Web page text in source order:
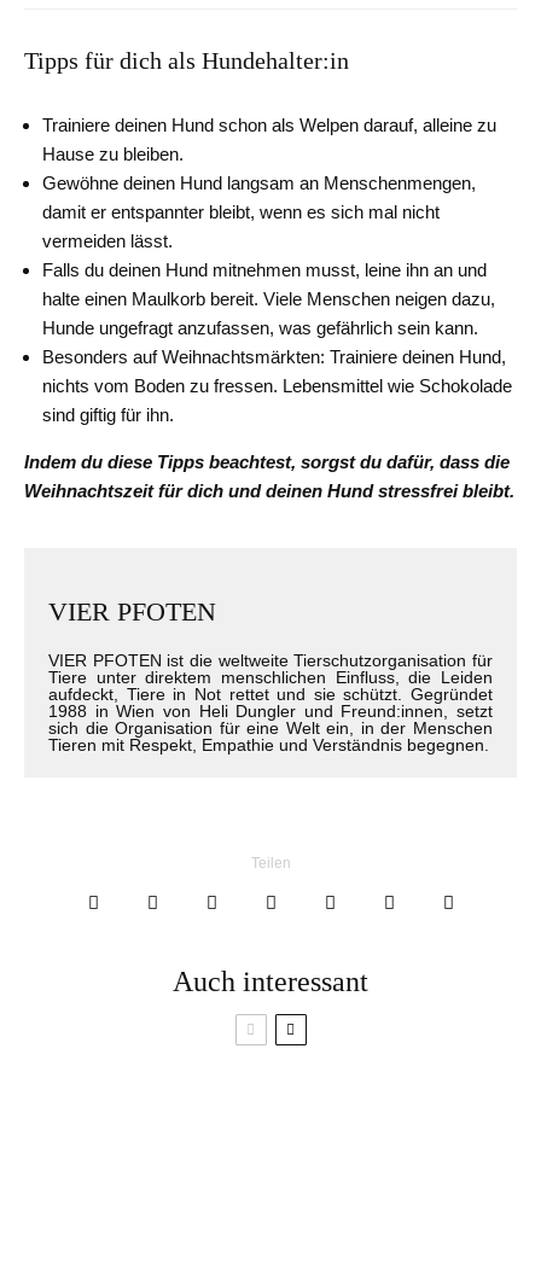
Tipps für dich als Hundehalter:in
Trainiere deinen Hund schon als Welpen darauf, alleine zu
Hause zu bleiben.
Gewöhne deinen Hund langsam an Menschenmengen,
damit er entspannter bleibt, wenn es sich mal nicht
vermeiden lässt.
Falls du deinen Hund mitnehmen musst, leine ihn an und
halte einen Maulkorb bereit. Viele Menschen neigen dazu,
Hunde ungefragt anzufassen, was gefährlich sein kann.
Besonders auf Weihnachtsmärkten: Trainiere deinen Hund,
nichts vom Boden zu fressen. Lebensmittel wie Schokolade
sind giftig für ihn.
Indem du diese Tipps beachtest, sorgst du dafür, dass die
Weihnachtszeit für dich und deinen Hund stressfrei bleibt.
VIER PFOTEN
VIER PFOTEN ist die weltweite Tierschutzorganisation für
Tiere unter direktem menschlichen Einfluss, die Leiden
aufdeckt, Tiere in Not rettet und sie schützt. Gegründet
1988 in Wien von Heli Dungler und Freund:innen, setzt
sich die Organisation für eine Welt ein, in der Menschen
Tieren mit Respekt, Empathie und Verständnis begegnen.
Teilen
Auch interessant